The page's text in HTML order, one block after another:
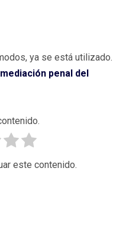
ya se está utilizado.
penal del
este contenido.